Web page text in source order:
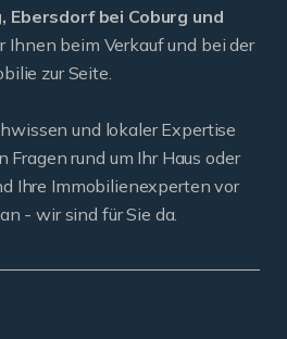
Ebersdorf bei Coburg und
Ihnen beim Verkauf und bei der
zur Seite.
und lokaler Expertise
rund um Ihr Haus oder
Ihre Immobilienexperten vor
- wir sind für Sie da.